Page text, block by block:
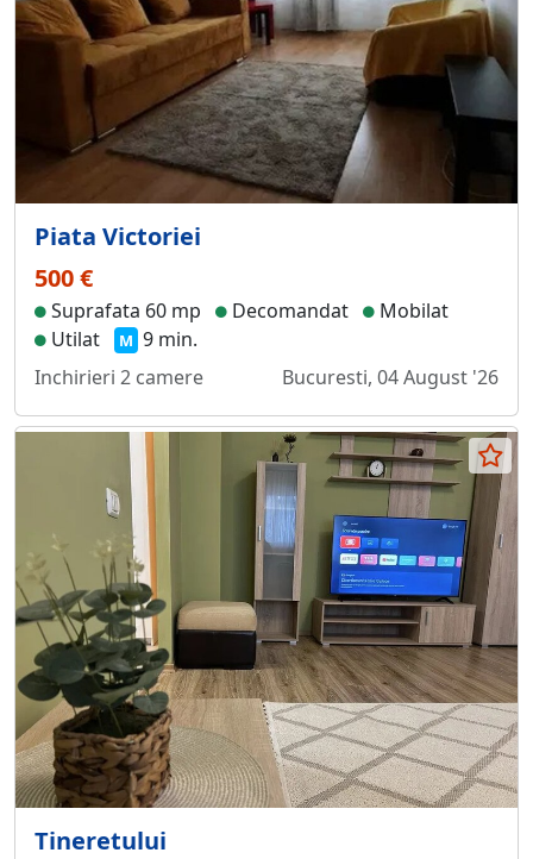
Piata Victoriei
500 €
Suprafata 60 mp Decomandat
Mobilat
Utilat
M 9 min.
Inchirieri 2 camere
Bucuresti, 04 August '26
Tineretului